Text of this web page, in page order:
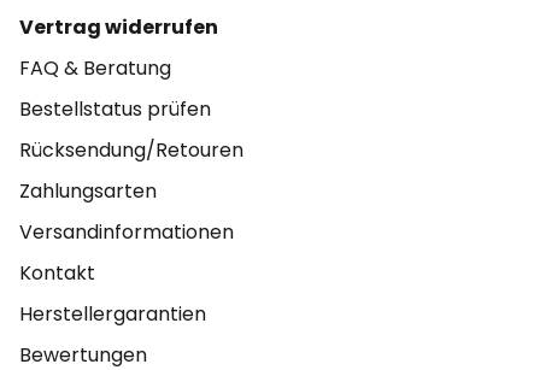
Vertrag widerrufen
FAQ & Beratung
Bestellstatus prüfen
Rücksendung/Retouren
Zahlungsarten
Versandinformationen
Kontakt
Herstellergarantien
Bewertungen